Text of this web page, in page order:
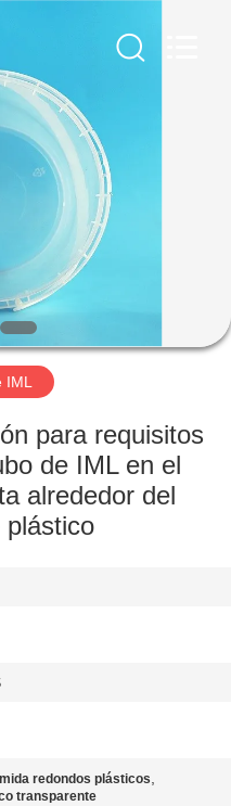
IML
para requisitos
de IML en el
alrededor del
plástico
redondos plásticos,
transparente